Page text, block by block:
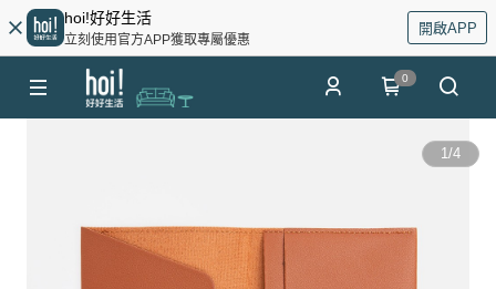
hoi!好好生活
立刻使用官方APP獲取專屬優惠
開啟APP
0
1/4